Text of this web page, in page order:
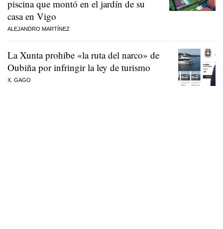
piscina que montó en el jardín de su
casa en Vigo
ALEJANDRO MARTÍNEZ
La Xunta prohíbe «la ruta del narco» de
Oubiña por infringir la ley de turismo
X. GAGO